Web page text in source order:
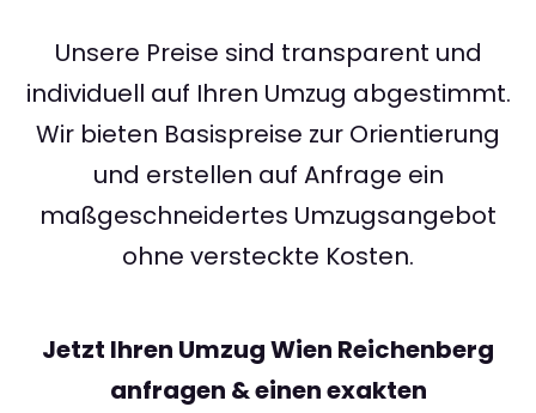
Unsere Preise sind transparent und
individuell auf Ihren Umzug abgestimmt.
Wir bieten Basispreise zur Orientierung
und erstellen auf Anfrage ein
maßgeschneidertes Umzugsangebot
ohne versteckte Kosten.
Jetzt Ihren Umzug Wien Reichenberg
anfragen & einen exakten